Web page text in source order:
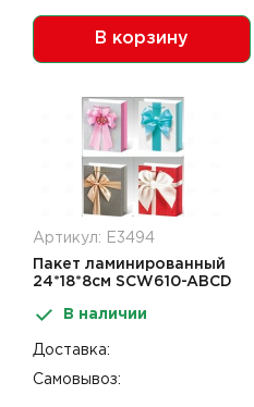
В корзину
Артикул: Е3494
Пакет ламинированный
24*18*8см SCW610-ABCD
В наличии
Доставка:
Самовывоз: